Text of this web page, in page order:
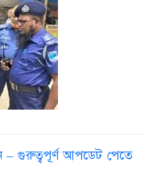
গুরুত্বপূর্ণ আপডেট পেতে